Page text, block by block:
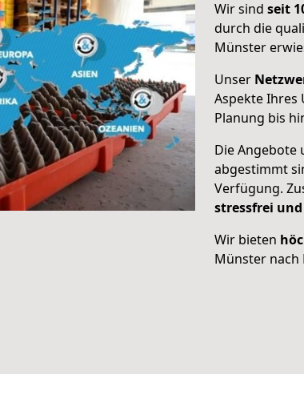
Wir sind seit
durch die
Münster
Unser
Aspekte Ihres
Planung bis
Die Angebote
abgestimmt
Verfügung.
stressfrei
Wir bieten
Münster nach